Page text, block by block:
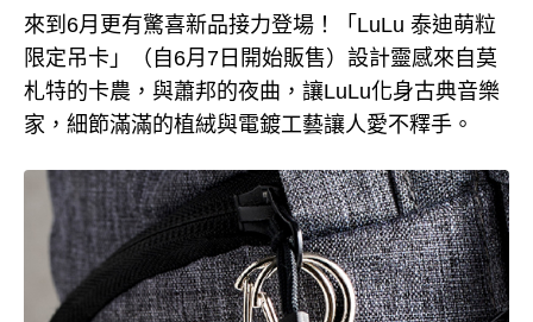
來到6月更有驚喜新品接力登場！「LuLu 泰迪萌粒
限定吊卡」（自6月7日開始販售）設計靈感來自莫
札特的卡農，與蕭邦的夜曲，讓LuLu化身古典音樂
家，細節滿滿的植絨與電鍍工藝讓人愛不釋手。